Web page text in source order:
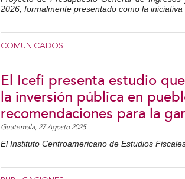
2026, formalmente presentado como la
COMUNICADOS
El Icefi presenta estudio
la inversión pública en
recomendaciones para la
Guatemala, 27 Agosto 2025
El Instituto Centroamericano de Estudios